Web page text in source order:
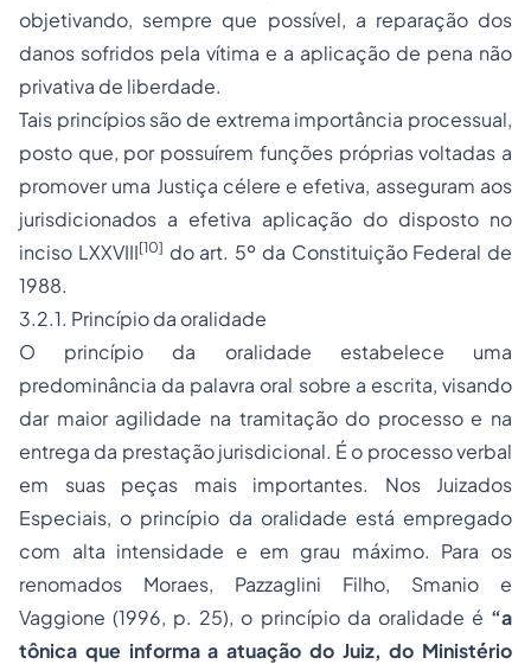
objetivando, sempre que possível, a reparação dos
danos sofridos pela vítima e a aplicação de pena não
privativa de liberdade.
Tais princípios são de extrema importância processual,
posto que, por possuírem funções próprias voltadas a
promover uma Justiça célere e efetiva, asseguram aos
jurisdicionados a efetiva aplicação do disposto no
inciso LXXVIII[10] do art. 5º da Constituição Federal de
1988.
3.2.1. Princípio da oralidade
O princípio da oralidade estabelece uma
predominância da palavra oral sobre a escrita, visando
dar maior agilidade na tramitação do processo e na
entrega da prestação jurisdicional. É o processo verbal
em suas peças mais importantes. Nos Juizados
Especiais, o princípio da oralidade está empregado
com alta intensidade e em grau máximo. Para os
renomados Moraes, Pazzaglini Filho, Smanio e
Vaggione (1996, p. 25), o princípio da oralidade é “a
tônica que informa a atuação do Juiz, do Ministério